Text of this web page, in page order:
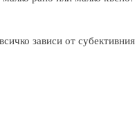
зависи от